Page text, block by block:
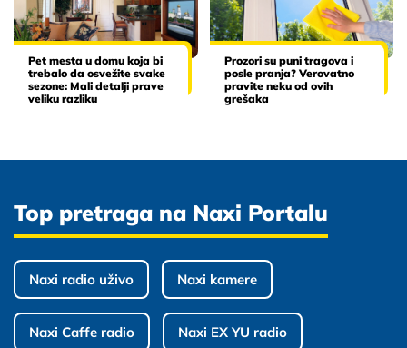
Pet mesta u domu koja bi
trebalo da osvežite svake
sezone: Mali detalji prave
veliku razliku
Prozori su puni tragova i
posle pranja? Verovatno
pravite neku od ovih
grešaka
Top pretraga na Naxi Portalu
Naxi radio uživo Naxi kamere
Naxi Caffe radio Naxi EX YU radio